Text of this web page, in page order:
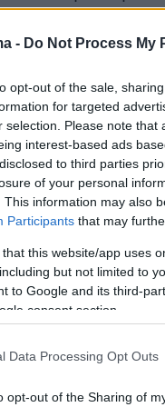
- Do Not Process My
opt-out of the sale,
for targeted
selection. Please note
interest-based ads
to third parties
of your personal
This information may also
Participants that may
that this website/app uses
but not limited to
to Google and its third-
consent section.
Data Processing Opt Outs
opt-out of the Sharing of
και
αφαίρεσαν
με
σημείο. Μετά